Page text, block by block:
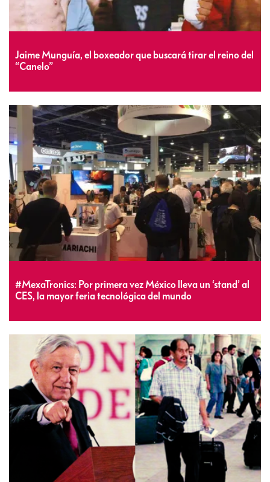
Jaime Munguía, el boxeador que buscará tirar el reino del
“Canelo”
#MexaTronics: Por primera vez México lleva un ‘stand’ al
CES, la mayor feria tecnológica del mundo